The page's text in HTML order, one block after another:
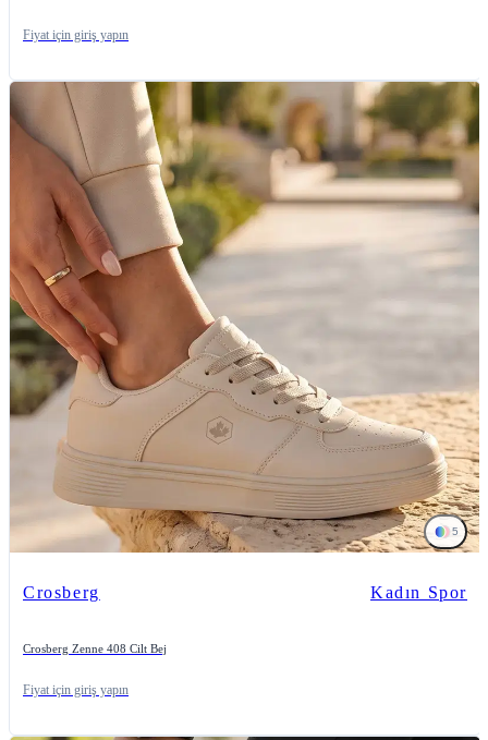
Fiyat için giriş yapın
5
Crosberg Kadın Spor
Crosberg Zenne 408 Cilt Bej
Fiyat için giriş yapın